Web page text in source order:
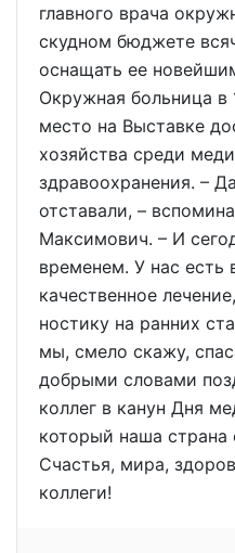
главного врача
скудном бюджете
оснащать ее
Окружная больница в
место на Выставке
хозяйства среди
здравоохранения. –
отставали, –
Максимович. – И
временем. У нас есть
качественное
ностику на ранних
мы, смело скажу,
добрыми словами
коллег в канун Дня
который наша страна
Счастья, мира,
коллеги!